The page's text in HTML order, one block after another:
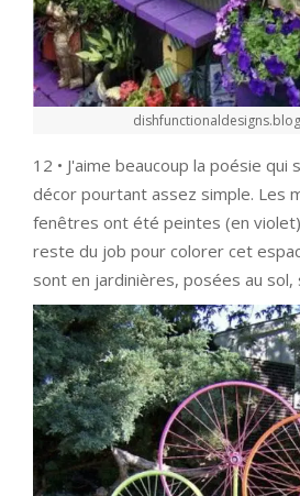
12 • J'aime beaucoup la poésie qui
décor pourtant assez simple. Les
fenêtres ont été peintes (en
reste du job pour colorer cet
sont en jardinières, posées au sol,